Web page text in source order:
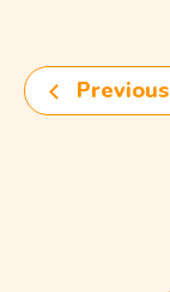
Previous